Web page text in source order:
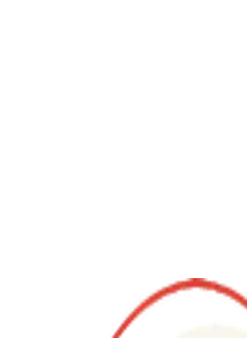
Esperienze